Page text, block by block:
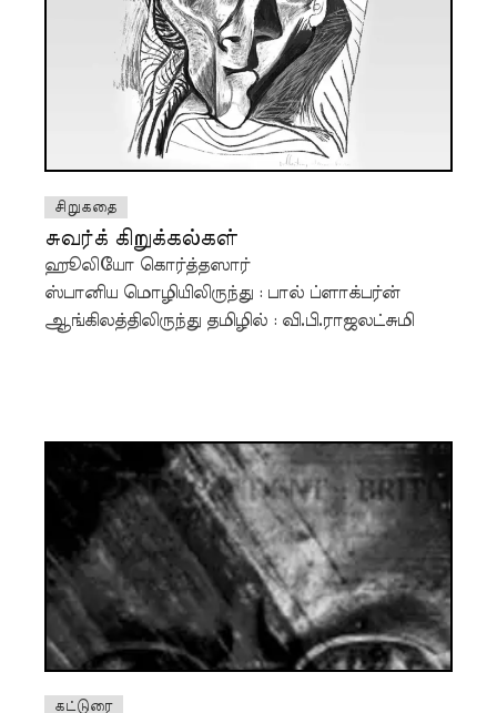
சிறுகதை
சுவர்க் கிறுக்கல்கள்
ஹூலியோ கொர்த்தஸார்
ஸ்பானிய மொழியிலிருந்து : பால் ப்ளாக்பர்ன்
ஆங்கிலத்திலிருந்து தமிழில் : வி.பி.ராஜலட்சுமி
கட்டுரை